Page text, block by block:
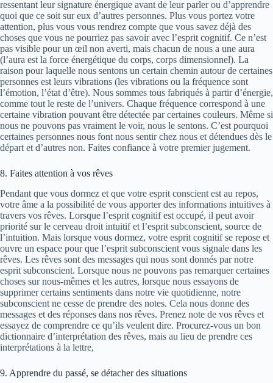
ressentant leur signature énergique avant de leur parler ou d’apprendre
quoi que ce soit sur eux d’autres personnes. Plus vous portez votre
attention, plus vous vous rendrez compte que vous savez déjà des
choses que vous ne pourriez pas savoir avec l’esprit cognitif. Ce n’est
pas visible pour un œil non averti, mais chacun de nous a une aura
(l’aura est la force énergétique du corps, corps dimensionnel). La
raison pour laquelle nous sentons un certain chemin autour de certaines
personnes est leurs vibrations (les vibrations ou la fréquence sont
l’émotion, l’état d’être). Nous sommes tous fabriqués à partir d’énergie,
comme tout le reste de l’univers. Chaque fréquence correspond à une
certaine vibration pouvant être détectée par certaines couleurs. Même si
nous ne pouvons pas vraiment le voir, nous le sentons. C’est pourquoi
certaines personnes nous font nous sentir chez nous et détendues dès le
départ et d’autres non. Faites confiance à votre premier jugement.
8. Faites attention à vos rêves
Pendant que vous dormez et que votre esprit conscient est au repos,
votre âme a la possibilité de vous apporter des informations intuitives à
travers vos rêves. Lorsque l’esprit cognitif est occupé, il peut avoir
priorité sur le cerveau droit intuitif et l’esprit subconscient, source de
l’intuition. Mais lorsque vous dormez, votre esprit cognitif se repose et
ouvre un espace pour que l’esprit subconscient vous signale dans les
rêves. Les rêves sont des messages qui nous sont donnés par notre
esprit subconscient. Lorsque nous ne pouvons pas remarquer certaines
choses sur nous-mêmes et les autres, lorsque nous essayons de
supprimer certains sentiments dans notre vie quotidienne, notre
subconscient ne cesse de prendre des notes. Cela nous donne des
messages et des réponses dans nos rêves. Prenez note de vos rêves et
essayez de comprendre ce qu’ils veulent dire. Procurez-vous un bon
dictionnaire d’interprétation des rêves, mais au lieu de prendre ces
interprétations à la lettre,
9. Apprendre du passé, se détacher des situations